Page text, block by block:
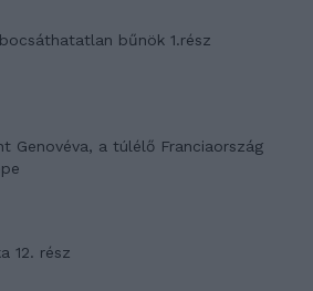
bűnök 1.rész
Genovéva, a túlélő Franciaország
12. rész